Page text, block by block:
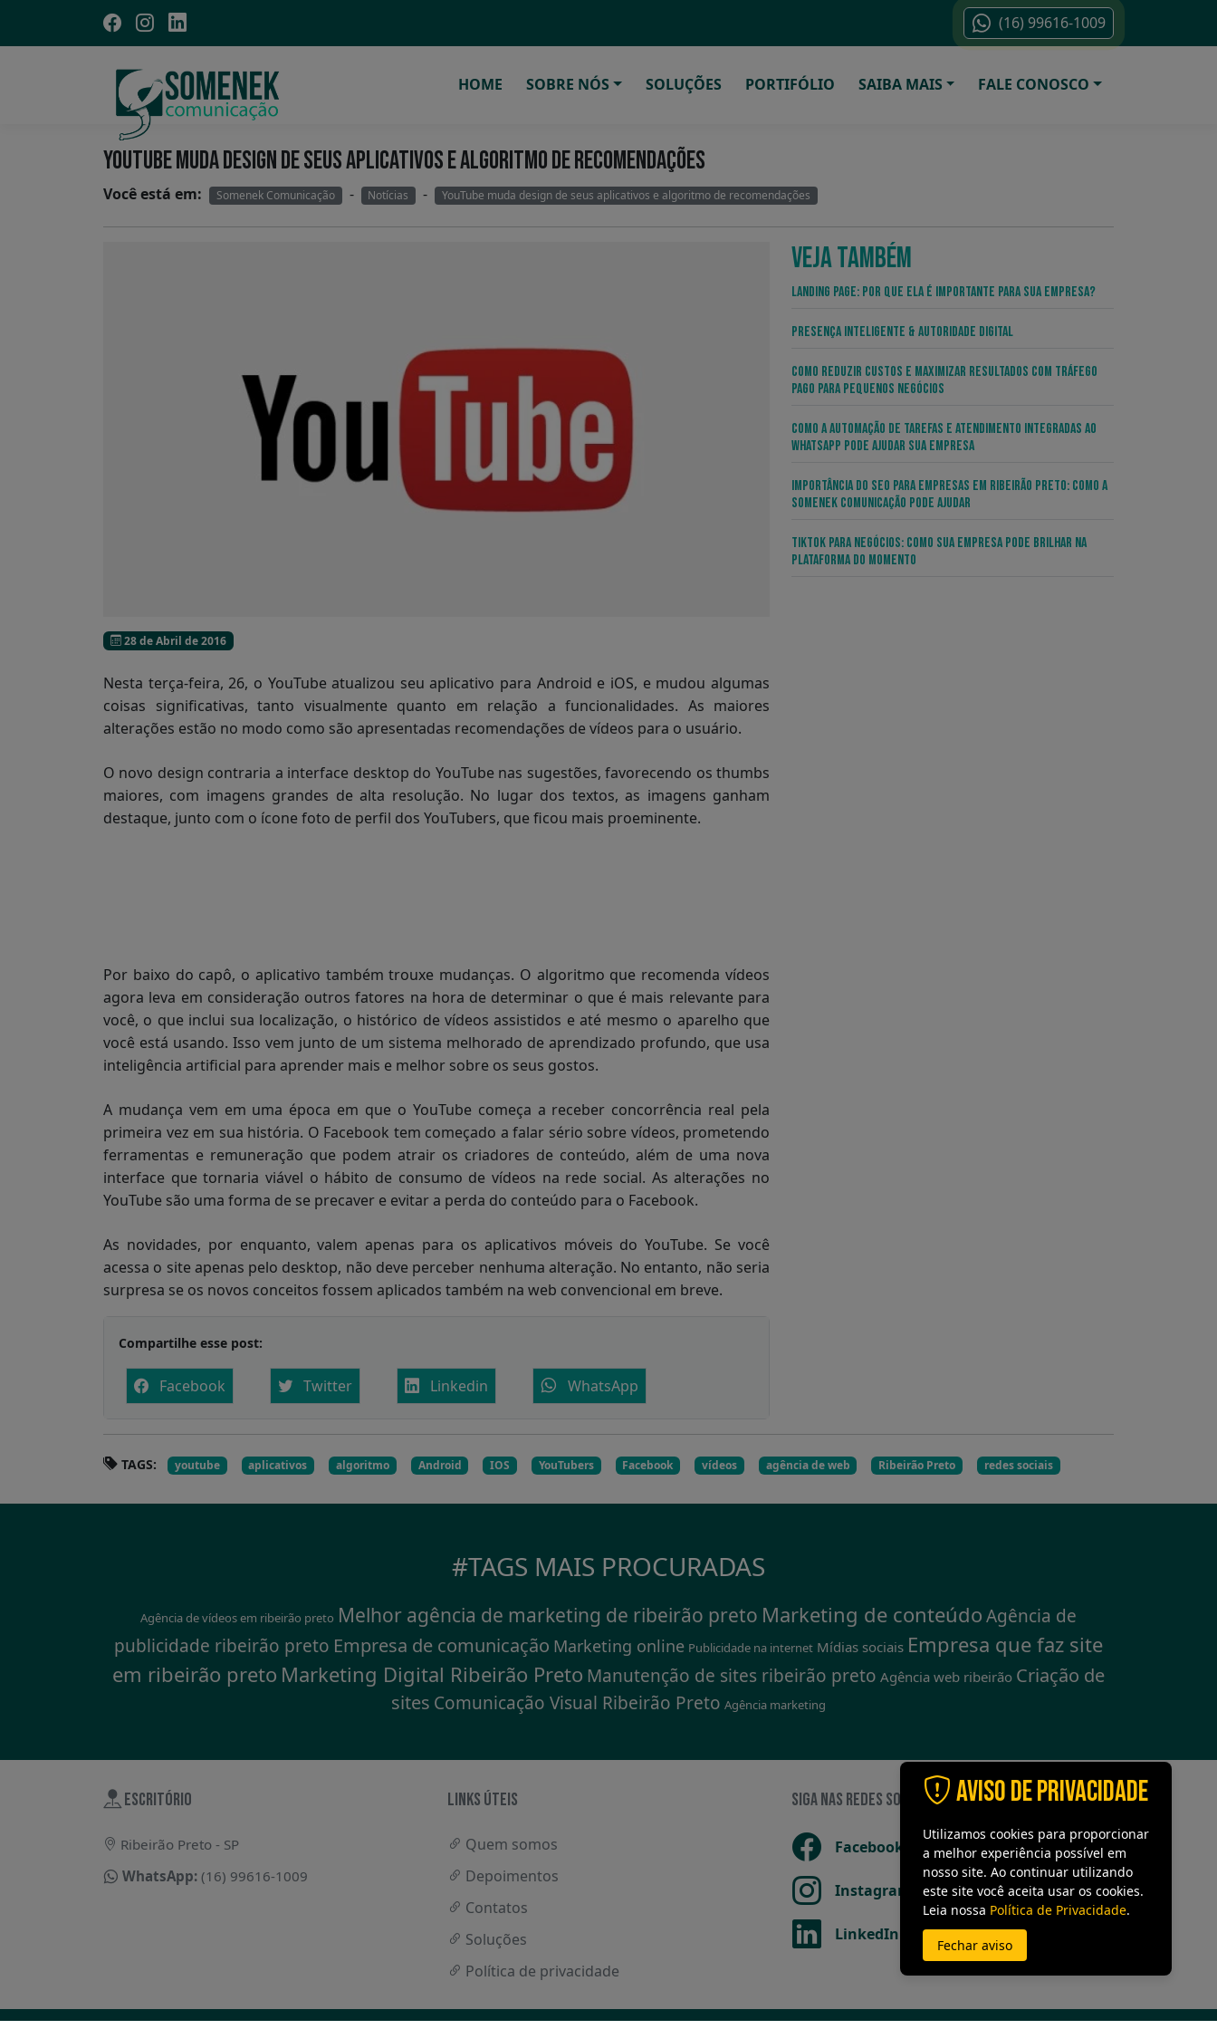
(16) 99616-1009
HOME SOBRE NÓS SOLUÇÕES PORTIFÓLIO SAIBA MAIS FALE CONOSCO
YOUTUBE MUDA DESIGN DE SEUS APLICATIVOS E ALGORITMO DE RECOMENDAÇÕES
Você está em: Somenek Comunicação - Notícias - YouTube muda design de seus aplicativos e algoritmo de recomendações
28 de Abril de 2016
Nesta terça-feira, 26, o YouTube atualizou seu aplicativo para Android e iOS, e mudou algumas
coisas significativas, tanto visualmente quanto em relação a funcionalidades. As maiores
alterações estão no modo como são apresentadas recomendações de vídeos para o usuário.
O novo design contraria a interface desktop do YouTube nas sugestões, favorecendo os thumbs
maiores, com imagens grandes de alta resolução. No lugar dos textos, as imagens ganham
destaque, junto com o ícone foto de perfil dos YouTubers, que ficou mais proeminente.
Por baixo do capô, o aplicativo também trouxe mudanças. O algoritmo que recomenda vídeos
agora leva em consideração outros fatores na hora de determinar o que é mais relevante para
você, o que inclui sua localização, o histórico de vídeos assistidos e até mesmo o aparelho que
você está usando. Isso vem junto de um sistema melhorado de aprendizado profundo, que usa
inteligência artificial para aprender mais e melhor sobre os seus gostos.
A mudança vem em uma época em que o YouTube começa a receber concorrência real pela
primeira vez em sua história. O Facebook tem começado a falar sério sobre vídeos, prometendo
ferramentas e remuneração que podem atrair os criadores de conteúdo, além de uma nova
interface que tornaria viável o hábito de consumo de vídeos na rede social. As alterações no
YouTube são uma forma de se precaver e evitar a perda do conteúdo para o Facebook.
As novidades, por enquanto, valem apenas para os aplicativos móveis do YouTube. Se você
acessa o site apenas pelo desktop, não deve perceber nenhuma alteração. No entanto, não seria
surpresa se os novos conceitos fossem aplicados também na web convencional em breve.
Compartilhe esse post:
Facebook Twitter Linkedin WhatsApp
VEJA TAMBÉM
Landing Page: por que ela é importante para sua empresa?
Presença Inteligente & Autoridade Digital
Como Reduzir Custos e Maximizar Resultados com Tráfego
Pago para Pequenos Negócios
Como a Automação de Tarefas e Atendimento Integradas ao
WhatsApp pode Ajudar sua Empresa
Importância do SEO para Empresas em Ribeirão Preto: Como a
Somenek Comunicação Pode Ajudar
TikTok para Negócios: Como sua Empresa pode Brilhar na
Plataforma do Momento
TAGS: youtube aplicativos algoritmo Android IOS YouTubers Facebook vídeos agência de web Ribeirão Preto redes sociais
#TAGS MAIS PROCURADAS
Agência de vídeos em ribeirão preto Melhor agência de marketing de ribeirão preto Marketing de conteúdoAgência de
publicidade ribeirão preto Empresa de comunicação Marketing online Publicidade na internet Mídias sociais Empresa que faz site
em ribeirão preto Marketing Digital Ribeirão Preto Manutenção de sites ribeirão preto Agência web ribeirão Criação de
sites Comunicação Visual Ribeirão Preto Agência marketing
ESCRITÓRIO
Ribeirão Preto - SP
WhatsApp: (16) 99616-1009
LINKS ÚTEIS
Quem somos
Depoimentos
Contatos
Soluções
Política de privacidade
SIGA NAS REDES SOCIAIS
Facebook
Instagram
LinkedIn
Aviso de Privacidade
Utilizamos cookies para proporcionar
a melhor experiência possível em
nosso site. Ao continuar utilizando
este site você aceita usar os cookies.
Leia nossa Política de Privacidade.
Fechar aviso